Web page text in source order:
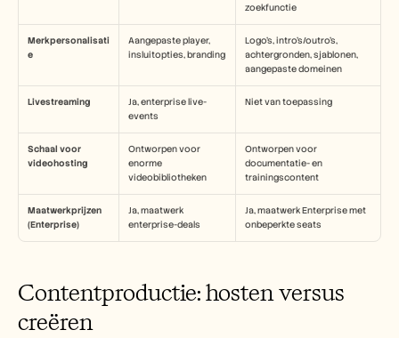
zoekfunctie
Merkpersonalisati
e
Aangepaste player,
insluitopties, branding
Logo's, intro's/outro's,
achtergronden, sjablonen,
aangepaste domeinen
Livestreaming
Ja, enterprise live-
events
Niet van toepassing
Schaal voor
videohosting
Ontworpen voor
enorme
videobibliotheken
Ontworpen voor
documentatie- en
trainingscontent
Maatwerkprijzen
(Enterprise)
Ja, maatwerk
enterprise-deals
Ja, maatwerk Enterprise met
onbeperkte seats
Contentproductie: hosten versus
creëren